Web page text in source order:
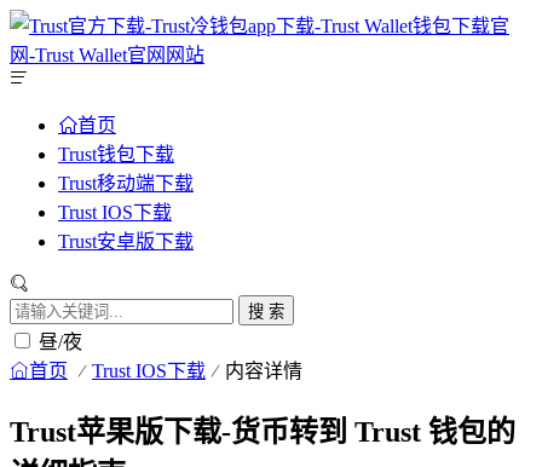
首页
Trust钱包下载
Trust移动端下载
Trust IOS下载
Trust安卓版下载
搜 索
昼/夜
首页 Trust IOS下载 内容详情
Trust苹果版下载-货币转到 Trust 钱包的